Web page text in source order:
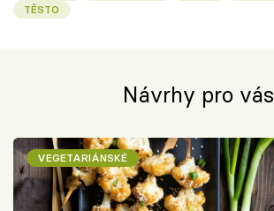
TĚSTO
Návrhy pro vás
VEGETARIÁNSKÉ